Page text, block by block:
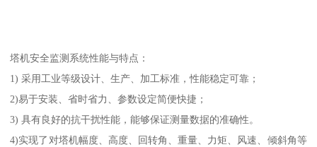
塔机安全监测系统性能与特点：
1) 采用工业等级设计、生产、加工标准，性能稳定可靠；
2)易于安装、省时省力、参数设定简便快捷；
3) 具有良好的抗干扰性能，能够保证测量数据的准确性。
4)实现了对塔机幅度、高度、回转角、重量、力矩、风速、倾斜角等